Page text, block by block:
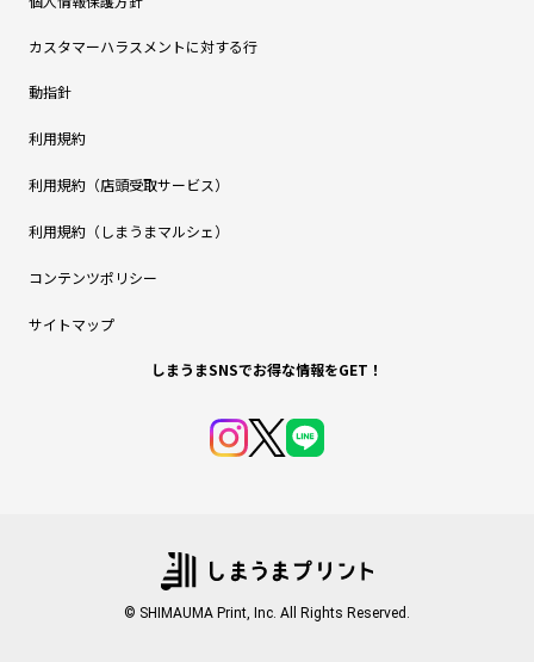
カスタマーハラスメントに対する行
動指針
利用規約
利用規約（店頭受取サービス）
利用規約（しまうまマルシェ）
コンテンツポリシー
サイトマップ
しまうまSNSでお得な情報をGET！
© SHIMAUMA Print, Inc. All Rights Reserved.